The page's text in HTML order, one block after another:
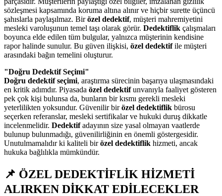
sözleşmesi kapsamında koruma altına alınır ve hiçbir surette üçüncü
şahıslarla paylaşılmaz. Birözel dedektif, müşteri mahremiyetini
mesleki varoluşunun temel taşı olarak görür. Dedektiflik çalışmaları
boyunca elde edilen tüm bulgular, yalnızca müşterinin kendisine
rapor halinde sunulur. Bu güven ilişkisi, özel dedektifile müşteri
arasındaki bağın temelini oluşturur.
"Doğru Dedektif Seçimi"
Doğru dedektif seçimi, araştırma sürecinin başarıya ulaşmasındaki
en kritik adımdır. Piyasada özel dedektifunvanıyla faaliyet gösteren
pek çok kişi bulunsa da, bunların bir kısmı gerekli mesleki
yeterlilikten yoksundur. Güvenilir birözel dedektiflik bürosu
seçerken referanslar, mesleki sertifikalar ve hukuki duruş dikkatle
incelenmelidir. Dedektifadayının size yasal olmayan vaatlerde
bulunup bulunmadığı, güvenilirliğinin en önemli göstergesidir.
Unutulmamalıdır ki kaliteli birözel dedektiflik hizmeti, ancak
hukuka bağlılıkla mümkündür.
📌 ÖZEL DEDEKTİFLİK HİZMETİ
ALIRKEN DİKKAT EDİLECEKLER